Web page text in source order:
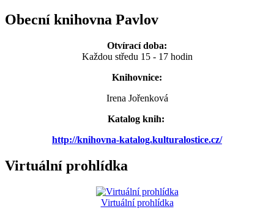
Obecní knihovna Pavlov
Otvírací doba:
Každou středu 15 - 17 hodin
Knihovnice:
Irena Jořenková
Katalog knih:
http://knihovna-katalog.kulturalostice.cz/
Virtuální prohlídka
Virtuální prohlídka